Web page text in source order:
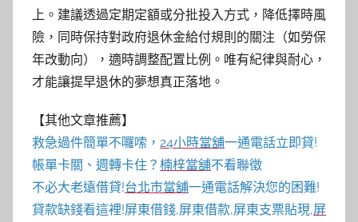
上。建議透過定期定額或分批投入方式，降低擇時風
險，同時保持對政府退休金給付規則的關注（如勞保
年改動向），適時調整配置比例。唯有紀律與耐心，
才能讓提早退休的夢想真正落地。
【其他文章推薦】
救急過件簡單不囉嗦， 24小時當舖一通電話立即貸!
帳單卡關、週轉卡住？ 楠梓當舖不看聯徵
不必大老遠借貸!台北市當舖一通電話解決您的困難!
貸款缺錢看這裡!屏東借錢,屏東借款,屏東支票貼現,屏